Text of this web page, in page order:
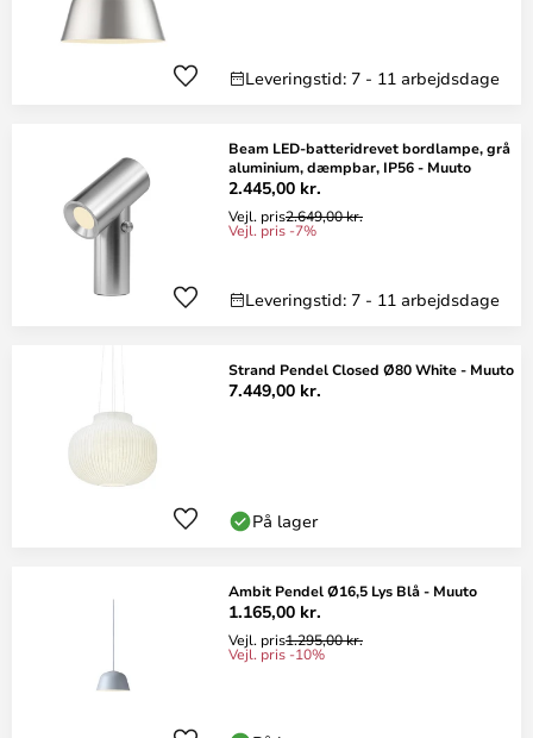
Leveringstid: 7 - 11 arbejdsdage
Beam LED-batteridrevet bordlampe, grå
aluminium, dæmpbar, IP56 - Muuto
2.445,00 kr.
Vejl. pris2.649,00 kr.
Vejl. pris -7%
Leveringstid: 7 - 11 arbejdsdage
Strand Pendel Closed Ø80 White - Muuto
7.449,00 kr.
På lager
Ambit Pendel Ø16,5 Lys Blå - Muuto
1.165,00 kr.
Vejl. pris1.295,00 kr.
Vejl. pris -10%